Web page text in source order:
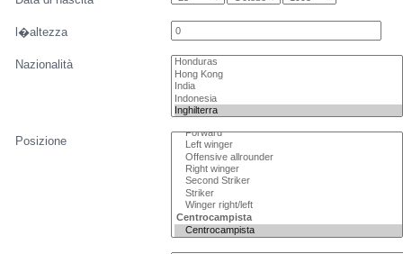
l�altezza
Nazionalità
Posizione